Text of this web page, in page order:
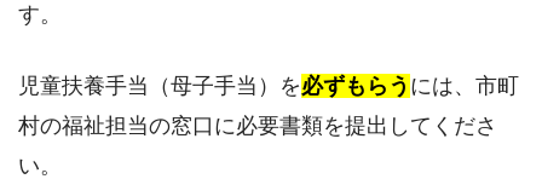
す。
児童扶養手当（母子手当）を必ずもらう には、市町
村の福祉担当の窓口に必要書類を提出してくださ
い。